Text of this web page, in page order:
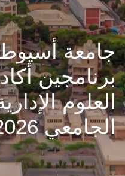
جامعة أسيوط
برنامجين
العلوم
الجامعي 2025/2026